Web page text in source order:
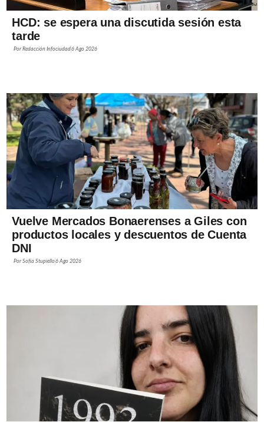
HCD: se espera una discutida sesión esta
tarde
PorRedacción Infociudad6 Ago 2026
Vuelve Mercados Bonaerenses a Giles con
productos locales y descuentos de Cuenta
DNI
PorSofía Stupiello6 Ago 2026